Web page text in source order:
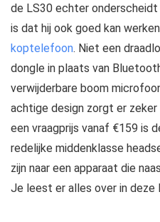
de LS30 echter onderscheidt
is dat hij ook goed kan
koptelefoon. Niet een
dongle in plaats van
verwijderbare boom
achtige design zorgt er
een vraagprijs vanaf €159 is
redelijke middenklasse
zijn naar een apparaat die
Je leest er alles over in deze